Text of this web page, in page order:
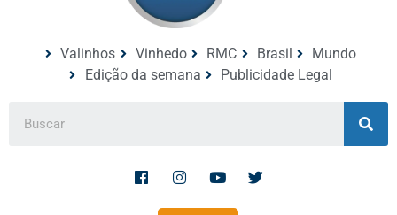
Valinhos Vinhedo RMC Brasil
Mundo
Edição da semana
Publicidade Legal